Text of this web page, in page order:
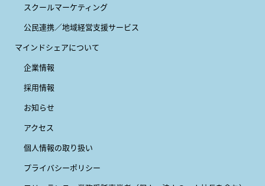
スクールマーケティング
公民連携／地域経営支援サービス
マインドシェアについて
企業情報
採用情報
お知らせ
アクセス
個人情報の取り扱い
プライバシーポリシー